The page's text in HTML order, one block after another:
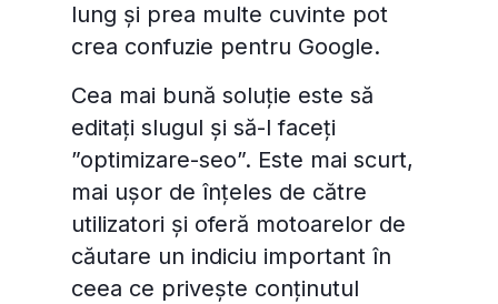
lung și prea multe cuvinte pot
crea confuzie pentru Google.
Cea mai bună soluție este să
editați slugul și să-l faceți
”optimizare-seo”. Este mai scurt,
mai ușor de înțeles de către
utilizatori și oferă motoarelor de
căutare un indiciu important în
ceea ce privește conținutul